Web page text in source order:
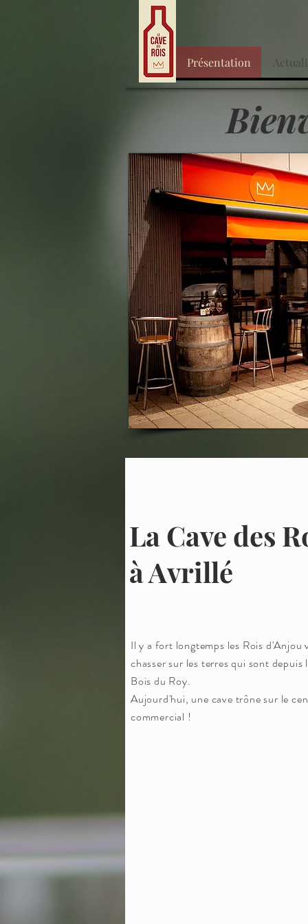
Présentation
La Cave des
à Avrillé
Il y a fort longtemps les Rois d'Anjou
chasser sur les terres qui sont
Bois du Roy.
Aujourd'hui, une cave trône sur le
commercial !